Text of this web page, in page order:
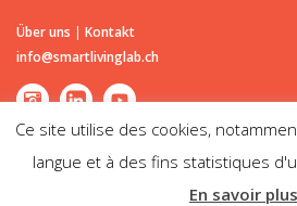
Über uns | Kontakt
info@smartlivinglab.ch
©2026Smart Living Lab | Passage du
Rechtliche Hinweise | Impressum
Ce site utilise des cookies,
langue et à des fins statistiques
En savoir plus